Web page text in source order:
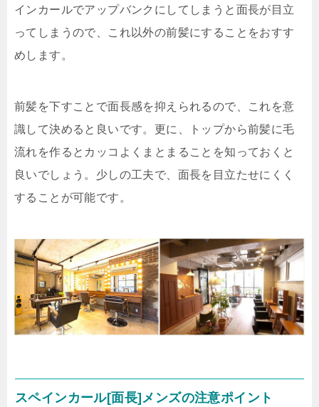
インカールでアップバンクにしてしまうと面長が目立
ってしまうので、これ以外の前髪にすることをおすす
めします。
前髪を下すことで面長感を抑えられるので、これを意
識して決めると良いです。更に、トップから前髪に毛
流れを作るとカッコよくまとまることを知っておくと
良いでしょう。少しの工夫で、面長を目立たせにくく
することが可能です。
スペインカール[面長]メンズの注意ポイント